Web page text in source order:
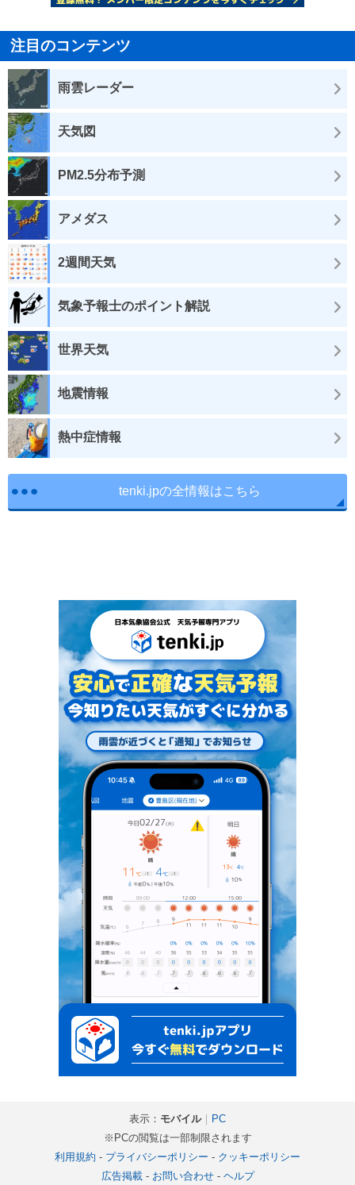
注目のコンテンツ
雨雲レーダー
天気図
PM2.5分布予測
アメダス
2週間天気
気象予報士のポイント解説
世界天気
地震情報
熱中症情報
tenki.jpの全情報はこちら
表示： モバイル｜ PC
※PCの閲覧は一部制限されます
利用規約 - プライバシーポリシー - クッキーポリシー
広告掲載- お問い合わせ- ヘルプ